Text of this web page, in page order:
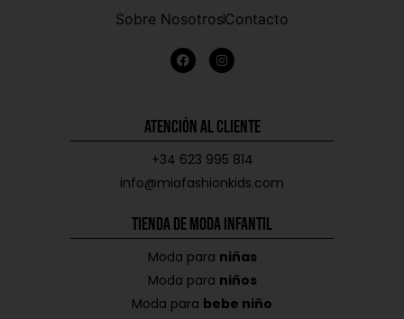
Sobre NosotrosContacto
Atención al Cliente
+34 623 995 814
info@miafashionkids.com
Tienda de Moda Infantil
Moda para niñas
Moda para niños
Moda para bebe niño